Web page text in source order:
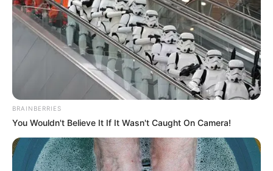
18.079.935/0001-70
FBO Negócios de Treinamento e Marketing Digital
Artesanatos
BRAINBERRIES
You Wouldn't Believe It If It Wasn't Caught On Camera!